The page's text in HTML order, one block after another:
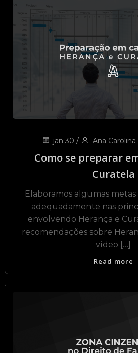
jan 30 / Ana Carolina
Como se preparar
Curatela
Elaboramos algumas
adequadamente nas
envolvendo Herança e
recomendações sobre
vídeo […]
Read more